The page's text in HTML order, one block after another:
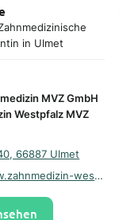
in Ulmet
MVZ GmbH
Westpfalz MVZ
66887 Ulmet
https://www.zahnmedizin-westpfalz.de/